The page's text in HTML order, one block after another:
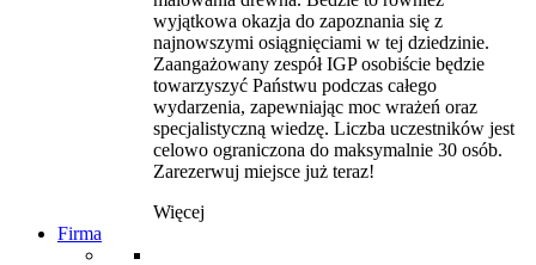
wyjątkowa okazja do zapoznania się z
najnowszymi osiągnięciami w tej dziedzinie.
Zaangażowany zespół IGP osobiście będzie
towarzyszyć Państwu podczas całego
wydarzenia, zapewniając moc wrażeń oraz
specjalistyczną wiedzę. Liczba uczestników jest
celowo ograniczona do maksymalnie 30 osób.
Zarezerwuj miejsce już teraz!
Więcej
Firma